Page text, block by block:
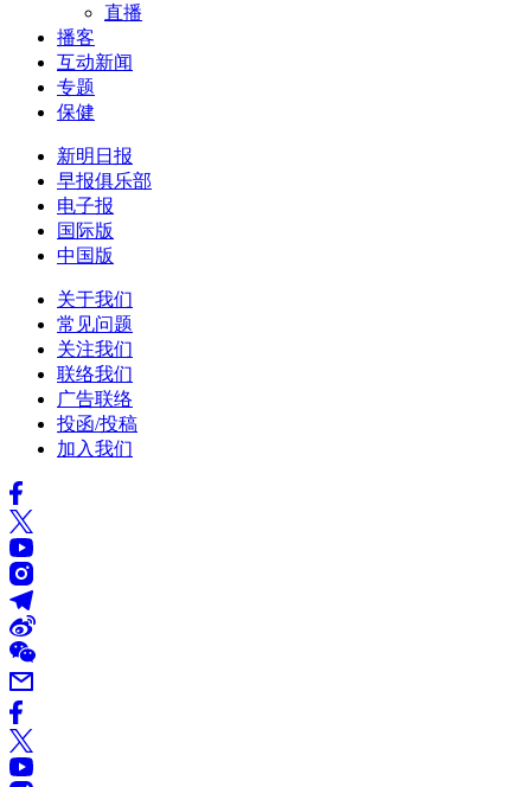
直播
播客
互动新闻
专题
保健
新明日报
早报俱乐部
电子报
国际版
中国版
关于我们
常见问题
关注我们
联络我们
广告联络
投函/投稿
加入我们